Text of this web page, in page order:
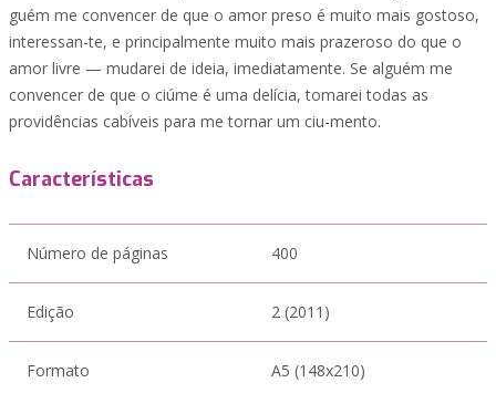
guém me convencer de que o amor preso é muito mais gostoso,
interessan-te, e principalmente muito mais prazeroso do que o
amor livre — mudarei de ideia, imediatamente. Se alguém me
convencer de que o ciúme é uma delícia, tomarei todas as
providências cabíveis para me tornar um ciu-mento.
Características
Número de páginas 400
Edição 2 (2011)
Formato A5 (148x210)